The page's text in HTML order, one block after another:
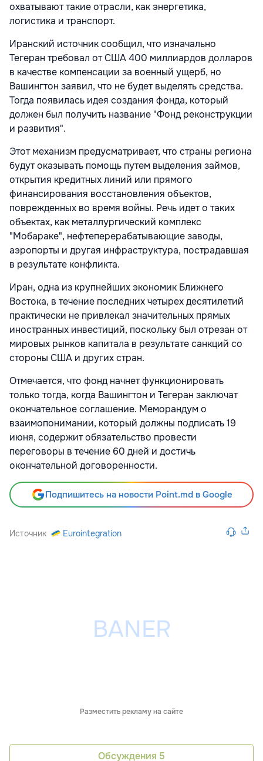
охватывают такие отрасли, как энергетика,
логистика и транспорт.
Иранский источник сообщил, что изначально
Тегеран требовал от США 400 миллиардов долларов
в качестве компенсации за военный ущерб, но
Вашингтон заявил, что не будет выделять средства.
Тогда появилась идея создания фонда, который
должен был получить название "Фонд реконструкции
и развития".
Этот механизм предусматривает, что страны региона
будут оказывать помощь путем выделения займов,
открытия кредитных линий или прямого
финансирования восстановления объектов,
поврежденных во время войны. Речь идет о таких
объектах, как металлургический комплекс
"Мобараке", нефтеперерабатывающие заводы,
аэропорты и другая инфраструктура, пострадавшая
в результате конфликта.
Иран, одна из крупнейших экономик Ближнего
Востока, в течение последних четырех десятилетий
практически не привлекал значительных прямых
иностранных инвестиций, поскольку был отрезан от
мировых рынков капитала в результате санкций со
стороны США и других стран.
Отмечается, что фонд начнет функционировать
только тогда, когда Вашингтон и Тегеран заключат
окончательное соглашение. Меморандум о
взаимопонимании, который должны подписать 19
июня, содержит обязательство провести
переговоры в течение 60 дней и достичь
окончательной договоренности.
Подпишитесь на новости Point.md в Google
Источник Eurointegration
Разместить рекламу на сайте
Обсуждения 5